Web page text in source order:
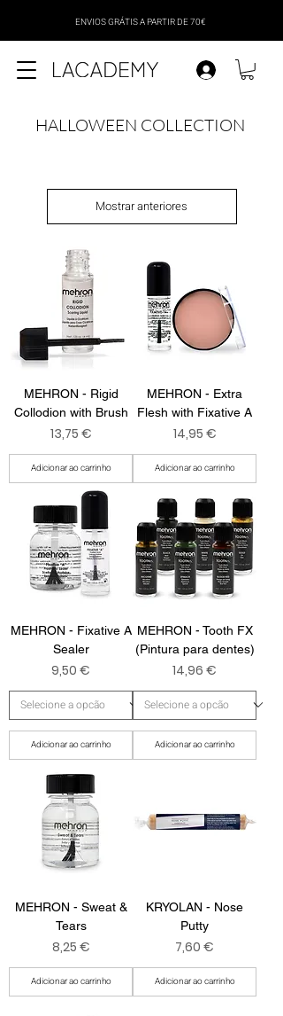
ENVIOS GRÁTIS A PARTIR DE 70€
HALLOWEEN COLLECTION
Mostrar anteriores
MEHRON - Rigid
Collodion with Brush
Preço
13,75 €
Adicionar ao carrinho
MEHRON - Extra
Flesh with Fixative A
Preço
14,95 €
Adicionar ao carrinho
MEHRON - Fixative A
Sealer
Preço
9,50 €
Adicionar ao carrinho
MEHRON - Tooth FX
(Pintura para dentes)
Preço
14,96 €
Adicionar ao carrinho
MEHRON - Sweat &
Tears
Preço
8,25 €
Adicionar ao carrinho
KRYOLAN - Nose
Putty
Preço
7,60 €
Adicionar ao carrinho